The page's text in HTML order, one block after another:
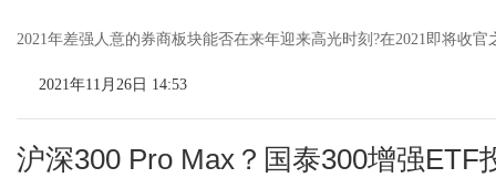
2021年差强人意的券商板块能否在来年迎来高光时刻?在2021即将收
2021年11月26日 14:53
沪深300 Pro Max？国泰300增强ETF